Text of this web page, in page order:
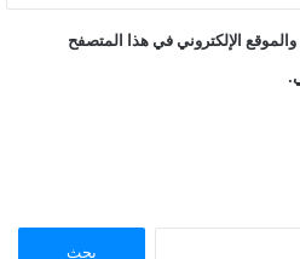
الإلكتروني في هذا المتصفح